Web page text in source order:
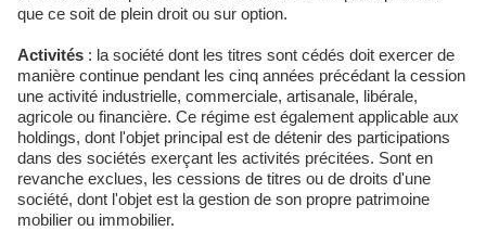
que ce soit de plein droit ou sur option.
Activités : la société dont les titres sont cédés doit exercer de
manière continue pendant les cinq années précédant la cession
une activité industrielle, commerciale, artisanale, libérale,
agricole ou financière. Ce régime est également applicable aux
holdings, dont l'objet principal est de détenir des participations
dans des sociétés exerçant les activités précitées. Sont en
revanche exclues, les cessions de titres ou de droits d'une
société, dont l'objet est la gestion de son propre patrimoine
mobilier ou immobilier.